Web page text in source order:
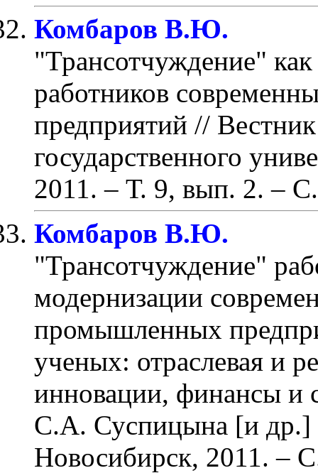
Комбаров В.Ю.
"Трансотчуждение"
работников
предприятий //
государственного
2011. – Т. 9, вып. 2. –
Комбаров В.Ю.
"Трансотчуждение"
модернизации
промышленных
ученых: отраслевая и
инновации, финансы и
С.А. Суспицына [и
Новосибирск, 2011. –